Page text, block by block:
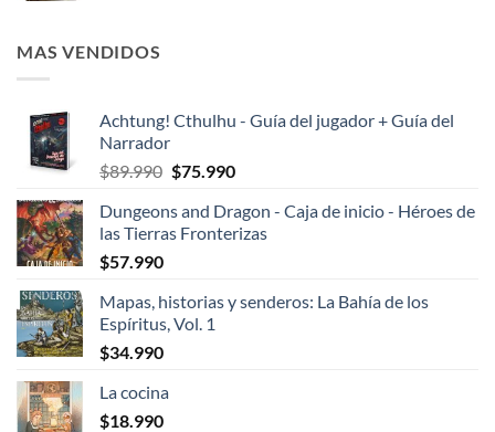
MAS VENDIDOS
Achtung! Cthulhu - Guía del jugador + Guía del
Narrador
$89.990 El
original
era:
$75.990El
actual
es:
Dungeons and Dragon - Caja de inicio - Héroes de
las Tierras Fronterizas
$57.990
Mapas, historias y senderos: La Bahía de los
Espíritus, Vol. 1
$34.990
La cocina
$18.990